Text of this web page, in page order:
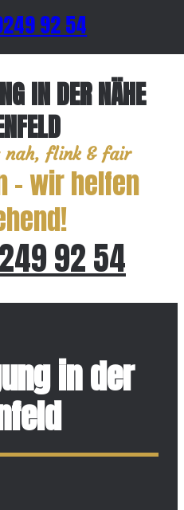
92 54
IN DER NÄHE
nah, flink & fair
– wir helfen
92 54
in der